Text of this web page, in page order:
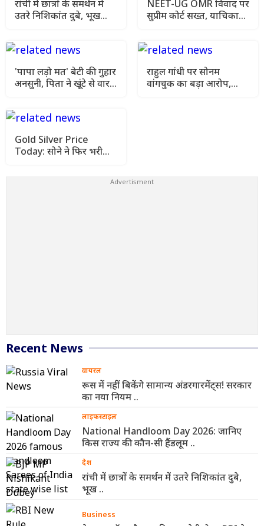
रांची में छात्रों के समर्थन में
उतरे निशिकांत दुबे, भूख
NEET-UG OMR विवाद पर
सुप्रीम कोर्ट सख्त, याचिका
'पापा लड़ो मत' बेटी की गुहार
अनसुनी, पिता ने खूंटे से वार
राहुल गांधी पर सोनम
वांगचुक का बड़ा आरोप,
Gold Silver Price
Today: सोने ने फिर भरी
Recent News
वायरल
रूस में नहीं बिकेंगे सामान्य अंडरगारमेंट्स! सरकार
का नया नियम ..
लाइफस्टाइल
National Handloom Day 2026: जानिए
किस राज्य की कौन-सी हैंडलूम ..
देश
रांची में छात्रों के समर्थन में उतरे निशिकांत दुबे,
भूख ..
Business